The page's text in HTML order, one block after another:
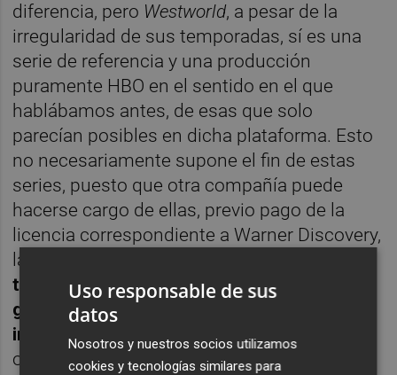
diferencia, pero Westworld, a pesar de la
irregularidad de sus temporadas, sí es una
serie de referencia y una producción
puramente HBO en el sentido en el que
hablábamos antes, de esas que solo
parecían posibles en dicha plataforma. Esto
no necesariamente supone el fin de estas
series, puesto que otra compañía puede
hacerse cargo de ellas, previo pago de la
licencia correspondiente a Warner Discovery,
la compañía madre de HBO. Y es que
trata de una política de abaratar costes:
ganar con la licencia sin la inversión que
implica la producción.
Siempre que alguna
otra plataforma la quiera, claro.
Uso responsable de sus
datos
Nosotros y nuestros socios utilizamos
cookies y tecnologías similares para